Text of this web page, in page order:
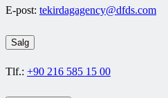
E-post: tekirdagagency@dfds.com
Salg
Tlf.: +90 216 585 15 00